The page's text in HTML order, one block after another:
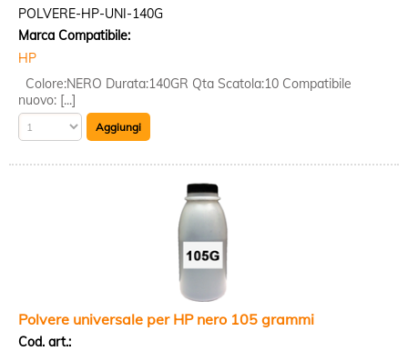
POLVERE-HP-UNI-140G
Marca Compatibile:
HP
Colore:NERO Durata:140GR Qta Scatola:10 Compatibile
nuovo: [...]
Polvere universale per HP nero 105 grammi
Cod. art.: